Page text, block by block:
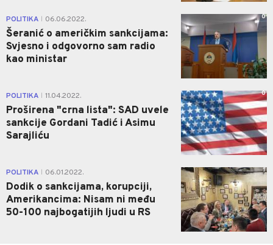
POLITIKA 06.06.2022.
Šeranić o američkim sankcijama:
Svjesno i odgovorno sam radio
kao ministar
0
POLITIKA 11.04.2022.
Proširena "crna lista": SAD uvele
sankcije Gordani Tadić i Asimu
Sarajliću
0
POLITIKA 06.01.2022.
Dodik o sankcijama, korupciji,
Amerikancima: Nisam ni među
50-100 najbogatijih ljudi u RS
1